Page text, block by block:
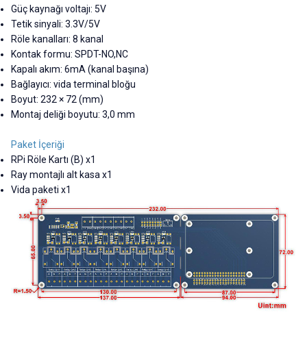
Güç kaynağı voltajı: 5V
Tetik sinyali: 3.3V/5V
Röle kanalları: 8 kanal
Kontak formu: SPDT-NO,NC
Kapalı akım: 6mA (kanal başına)
Bağlayıcı: vida terminal bloğu
Boyut: 232 × 72 (mm)
Montaj deliği boyutu: 3,0 mm
Paket İçeriği
RPi Röle Kartı (B) x1
Ray montajlı alt kasa x1
Vida paketi x1